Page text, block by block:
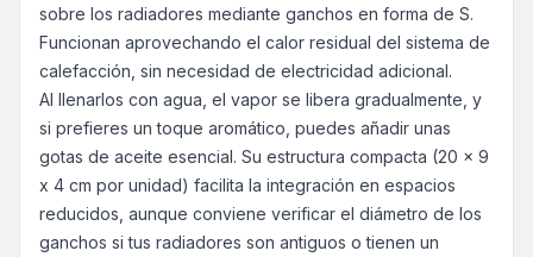
sobre los radiadores mediante ganchos en forma de S.
Funcionan aprovechando el calor residual del sistema de
calefacción, sin necesidad de electricidad adicional.
Al llenarlos con agua, el vapor se libera gradualmente, y
si prefieres un toque aromático, puedes añadir unas
gotas de aceite esencial. Su estructura compacta (20 x 9
x 4 cm por unidad) facilita la integración en espacios
reducidos, aunque conviene verificar el diámetro de los
ganchos si tus radiadores son antiguos o tienen un